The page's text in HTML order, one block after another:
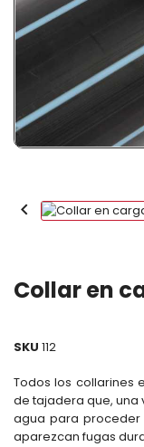

Collar en
SKU 112
Todos los collarines
de tajadera que, una
agua para proceder
aparezcan fugas